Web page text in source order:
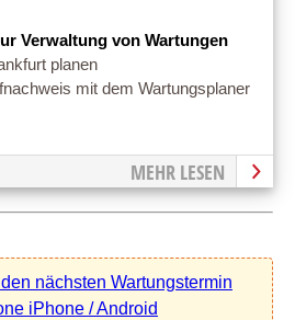
Verwaltung von Wartungen
planen
mit dem Wartungsplaner
MEHR LESEN
nächsten Wartungstermin
iPhone / Android